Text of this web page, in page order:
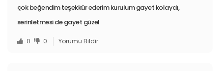
çok beğendim teşekkür ederim kurulum gayet kolaydı,
serinletmesi de gayet güzel
0 0 Yorumu Bildir